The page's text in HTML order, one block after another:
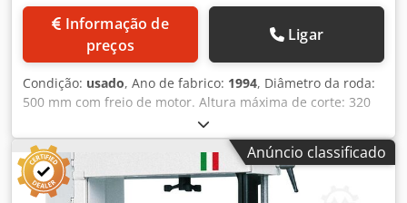
preços
Ligar
Condição: usado, Ano de fabrico: 1994, Diâmetro da roda:
500 mm com freio de motor. Altura máxima de corte: 320
mm. Lado do suporte: esquerdo, superior e inferior, guias
APPA. Motor: 1,5 kW. Mesa inclinável. Dispositivo de
deslocação. Rodas de transporte com indicador de tensão
da lâmina. Comprimento da lâmina: mínimo 4040 mm,
máximo 4140 mm. Local de armazenamento: Nattheim.
Anúncio classificado